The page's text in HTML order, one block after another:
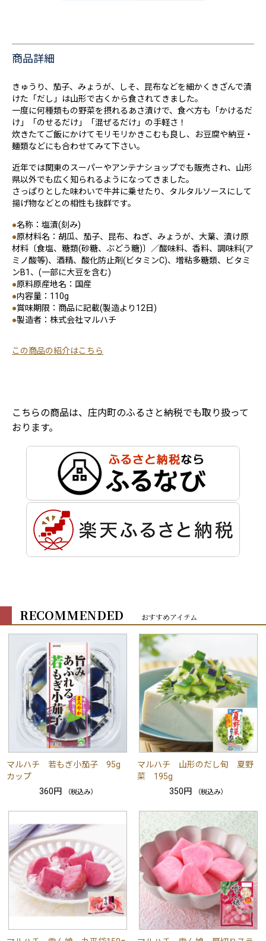
商品詳細
きゅうり、茄子、みょうが、しそ、昆布などを細かくきざんで漬
けた「だし」は山形で古くから食されてきました。
一度に何種類もの野菜を摂れるあさ漬けで、食べ方も「かけるだ
け」「のせるだけ」「混ぜるだけ」の手軽さ！
炊きたてご飯にかけてモリモリかきこむも良し、お豆腐や納豆・
麺類などにも合わせてみて下さい。
近年では関東のスーパーやアンテナショップでも販売され、山形
県以外でも広く知られるようになってきました。
さっぱりとした味わいで牛丼に乗せたり、タルタルソースにして
揚げ物などとの相性も抜群です。
●名称：塩漬(刻み)
●原材料名：胡瓜、茄子、昆布、ねぎ、みょうが、大葉、漬け原
材料〔食塩、糖類(砂糖、ぶどう糖)〕／酸味料、香料、調味料(ア
ミノ酸等)、酒精、酸化防止剤(ビタミンC)、増粘多糖類、ビタミ
ンB1、(一部に大豆を含む)
●原料原産地名：国産
●内容量：110g
●賞味期限：商品に記載(製造より12日)
●製造者：株式会社マルハチ
この商品の紹介はこちら
こちらの商品は、庄内町のふるさと納税でも取り扱って
おります。
RECOMMENDED おすすめアイテム
マルハチ 若もぎ小茄子 95g
カップ
360円
（税込み）
マルハチ 山形のだし旬 夏野
菜 195g
350円
（税込み）